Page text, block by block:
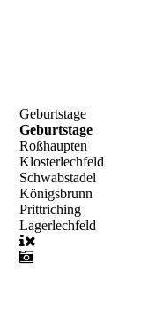
Geburtstage
Geburtstage
Roßhaupten
Klosterlechfeld
Schwabstadel
Königsbrunn
Prittriching
Lagerlechfeld